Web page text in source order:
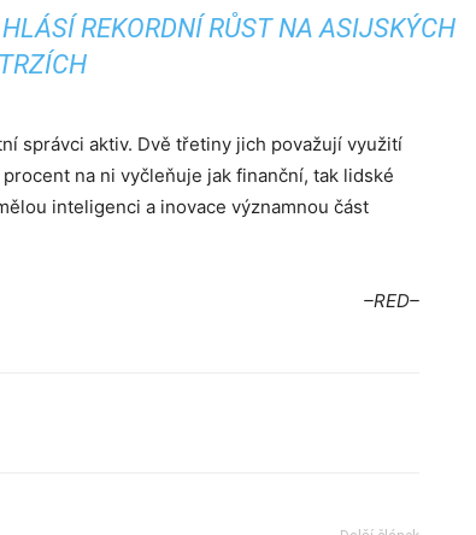
REKORDNÍ RŮST NA ASIJSKÝCH
TRZÍCH
správci aktiv. Dvě třetiny jich považují využití
na ni vyčleňuje jak finanční, tak lidské
inteligenci a inovace významnou část
–RED–